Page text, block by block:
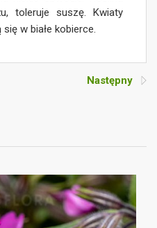
toleruje suszę. Kwiaty
się w białe kobierce.
Następny